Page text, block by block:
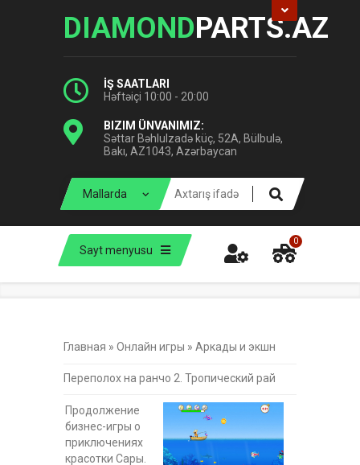
DIAMONDPARTS.AZ
İŞ SAATLARI
Həftəiçi 10:00 - 20:00
BIZIM ÜNVANIMIZ:
Səttar Bəhlulzadə küç, 52A, Bülbulə,
Bakı, AZ1043, Azərbaycan
Sayt menyusu
0
Главная » Онлайн игры » Аркады и экшн
Переполох на ранчо 2. Тропический рай
Продолжение
бизнес-игры о
приключениях
красотки Сары.